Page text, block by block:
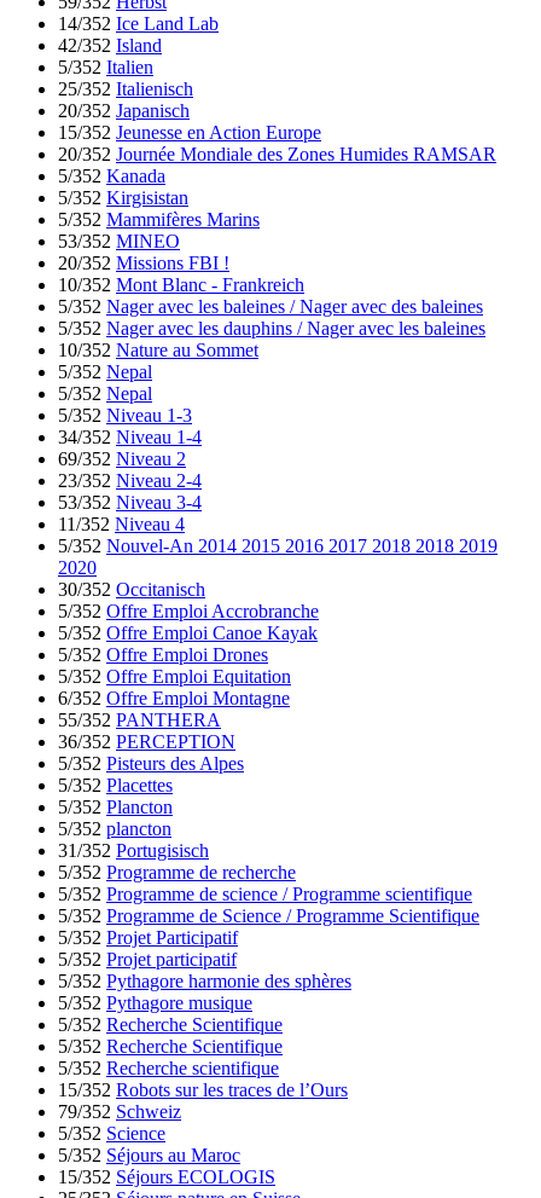
14/352 Ice Land Lab
42/352 Island
5/352 Italien
25/352 Italienisch
20/352 Japanisch
15/352 Jeunesse en Action Europe
20/352 Journée Mondiale des Zones Humides RAMSAR
5/352 Kanada
5/352 Kirgisistan
5/352 Mammifères Marins
53/352 MINEO
20/352 Missions FBI !
10/352 Mont Blanc - Frankreich
5/352 Nager avec les baleines / Nager avec des baleines
5/352 Nager avec les dauphins / Nager avec les baleines
10/352 Nature au Sommet
5/352 Nepal
5/352 Nepal
5/352 Niveau 1-3
34/352 Niveau 1-4
69/352 Niveau 2
23/352 Niveau 2-4
53/352 Niveau 3-4
11/352 Niveau 4
5/352 Nouvel-An 2014 2015 2016 2017 2018 2018 2019
2020
30/352 Occitanisch
5/352 Offre Emploi Accrobranche
5/352 Offre Emploi Canoe Kayak
5/352 Offre Emploi Drones
5/352 Offre Emploi Equitation
6/352 Offre Emploi Montagne
55/352 PANTHERA
36/352 PERCEPTION
5/352 Pisteurs des Alpes
5/352 Placettes
5/352 Plancton
5/352 plancton
31/352 Portugisisch
5/352 Programme de recherche
5/352 Programme de science / Programme scientifique
5/352 Programme de Science / Programme Scientifique
5/352 Projet Participatif
5/352 Projet participatif
5/352 Pythagore harmonie des sphères
5/352 Pythagore musique
5/352 Recherche Scientifique
5/352 Recherche Scientifique
5/352 Recherche scientifique
15/352 Robots sur les traces de l’Ours
79/352 Schweiz
5/352 Science
5/352 Séjours au Maroc
15/352 Séjours ECOLOGIS